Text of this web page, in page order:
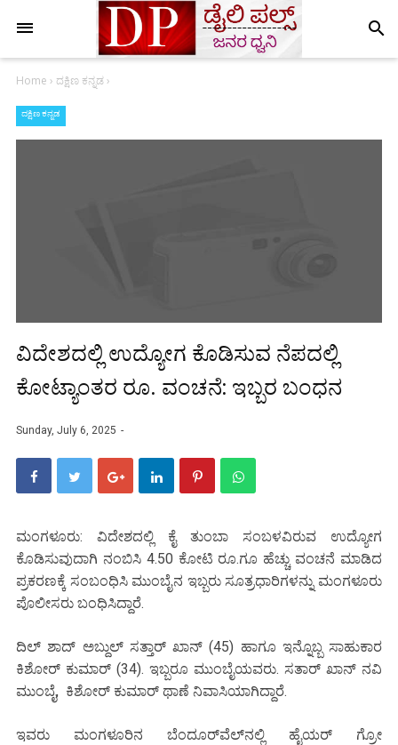
search
Home › ದಕ್ಷಿಣ ಕನ್ನಡ›
ದಕ್ಷಿಣ ಕನ್ನಡ
ವಿದೇಶದಲ್ಲಿ ಉದ್ಯೋಗ ಕೊಡಿಸುವ ನೆಪದಲ್ಲಿ
ಕೋಟ್ಯಾಂತರ ರೂ. ವಂಚನೆ: ಇಬ್ಬರ ಬಂಧನ
Sunday, July 6, 2025
ಮಂಗಳೂರು: ವಿದೇಶದಲ್ಲಿ ಕೈ ತುಂಬಾ ಸಂಬಳವಿರುವ ಉದ್ಯೋಗ
ಕೊಡಿಸುವುದಾಗಿ ನಂಬಿಸಿ 4.50 ಕೋಟಿ ರೂ.ಗೂ ಹೆಚ್ಚು ವಂಚನೆ ಮಾಡಿದ
ಪ್ರಕರಣಕ್ಕೆ ಸಂಬಂಧಿಸಿ ಮುಂಬೈನ ಇಬ್ಬರು ಸೂತ್ರಧಾರಿಗಳನ್ನು ಮಂಗಳೂರು
ಪೊಲೀಸರು ಬಂಧಿಸಿದ್ದಾರೆ.
ದಿಲ್ ಶಾದ್ ಅಬ್ದುಲ್ ಸತ್ತಾರ್ ಖಾನ್ (45) ಹಾಗೂ ಇನ್ನೊಬ್ಬ ಸಾಹುಕಾರ
ಕಿಶೋರ್ ಕುಮಾರ್ (34). ಇಬ್ಬರೂ ಮುಂಬೈಯವರು. ಸತಾರ್ ಖಾನ್ ನವಿ
ಮುಂಬೈ, ಕಿಶೋರ್ ಕುಮಾರ್ ಥಾಣೆ ನಿವಾಸಿಯಾಗಿದ್ದಾರೆ.
ಇವರು ಮಂಗಳೂರಿನ ಬೆಂದೂರ್‌ವೆಲ್‌ನಲ್ಲಿ ಹೈಯರ್ ಗ್ರೋ